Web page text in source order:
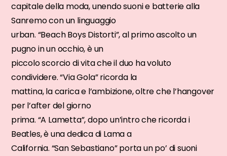
capitale della moda, unendo suoni e batterie alla
Sanremo con un linguaggio
urban. “Beach Boys Distorti”, al primo ascolto un
pugno in un occhio, è un
piccolo scorcio di vita che il duo ha voluto
condividere. “Via Gola” ricorda la
mattina, la carica e l’ambizione, oltre che l’hangover
per l’after del giorno
prima. “A Lametta”, dopo un’intro che ricorda i
Beatles, è una dedica di Lama a
California. “San Sebastiano” porta un po’ di suoni